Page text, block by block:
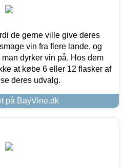
de gerne ville give deres
vin fra flere lande, og
dyrker vin på. Hos dem
at købe 6 eller 12 flasker af
deres udvalg.
på BayVine.dk